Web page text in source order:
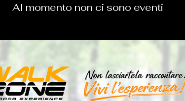
Al momento non ci sono eventi